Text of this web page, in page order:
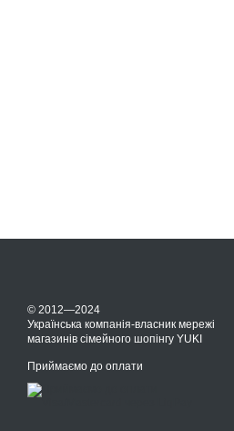
© 2012—2024
Українська компанія-власник мережі
магазинів сімейного шопінгу YUKI
Приймаємо до оплати